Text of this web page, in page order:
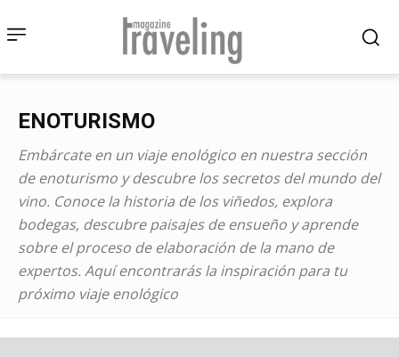
ENOTURISMO
Embárcate en un viaje enológico en nuestra sección
de enoturismo y descubre los secretos del mundo del
vino. Conoce la historia de los viñedos, explora
bodegas, descubre paisajes de ensueño y aprende
sobre el proceso de elaboración de la mano de
expertos. Aquí encontrarás la inspiración para tu
próximo viaje enológico